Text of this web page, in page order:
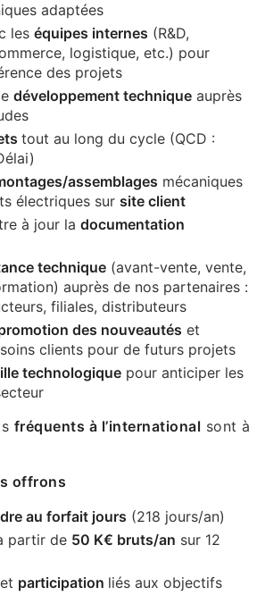
adaptées
leséquipes internes (R&D,
logistique, etc.) pour
des projets
développement technique auprès
tout au long du cycle (QCD :
assemblages mécaniques
électriques sursite client
à jour ladocumentation
technique (avant-vente, vente,
auprès de nos partenaires :
filiales, distributeurs
des nouveautés et
clients pour de futurs projets
technologique pour anticiper les
fréquents à l’international sont à
offrons
au forfait jours (218 jours/an)
partir de 50 K€ bruts/an sur 12
et participation liés aux objectifs